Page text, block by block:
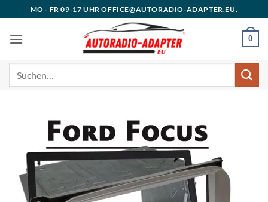
Inhalt
springen
MO - FR 09-17 UHR OFFICE@AUTORADIO-ADAPTER.EU.
0